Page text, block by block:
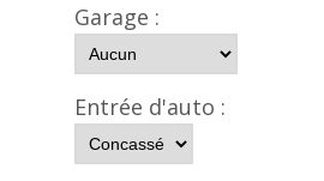
Garage :
Entrée d'auto :